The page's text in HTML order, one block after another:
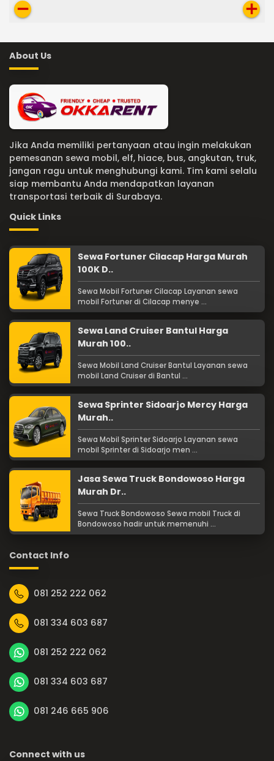
remove add
About Us
Jika Anda memiliki pertanyaan atau ingin melakukan
pemesanan sewa mobil, elf, hiace, bus, angkutan, truk,
jangan ragu untuk menghubungi kami. Tim kami selalu
siap membantu Anda mendapatkan layanan
transportasi terbaik di Surabaya.
Quick Links
Sewa Fortuner Cilacap Harga Murah
100K D..
Sewa Mobil Fortuner Cilacap Layanan sewa
mobil Fortuner di Cilacap menye ...
Sewa Land Cruiser Bantul Harga
Murah 100..
Sewa Mobil Land Cruiser Bantul Layanan sewa
mobil Land Cruiser di Bantul ...
Sewa Sprinter Sidoarjo Mercy Harga
Murah..
Sewa Mobil Sprinter Sidoarjo Layanan sewa
mobil Sprinter di Sidoarjo men ...
Jasa Sewa Truck Bondowoso Harga
Murah Dr..
Sewa Truck Bondowoso Sewa mobil Truck di
Bondowoso hadir untuk memenuhi ...
Contact Info
081 252 222 062
081 334 603 687
081 252 222 062
081 334 603 687
081 246 665 906
Connect with us